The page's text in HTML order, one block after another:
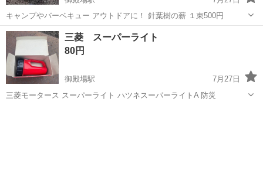
キャンプやバーベキュー アウトドアに！ 針葉樹の薪 １束500円
静岡 御殿場市 その他
三菱 スーパーライト
80円
御殿場駅
7月27日
三菱モータース スーパーライト ハツネスーパーライトA 防災